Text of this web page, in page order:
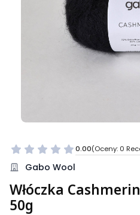
0.00(Oceny: 0
Przejdź do
Gabo Wool
Włóczka
50g